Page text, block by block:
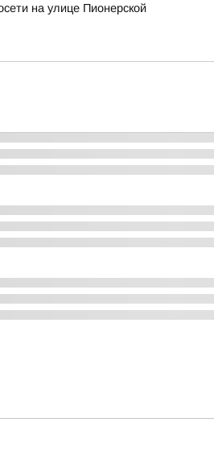
на улице Пионерской